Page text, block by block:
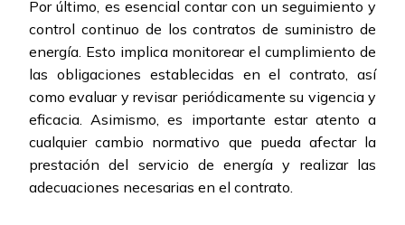
Por último, es esencial contar con un seguimiento y
control continuo de los contratos de suministro de
energía. Esto implica monitorear el cumplimiento de
las obligaciones establecidas en el contrato, así
como evaluar y revisar periódicamente su vigencia y
eficacia. Asimismo, es importante estar atento a
cualquier cambio normativo que pueda afectar la
prestación del servicio de energía y realizar las
adecuaciones necesarias en el contrato.